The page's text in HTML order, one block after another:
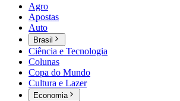
Agro
Apostas
Auto
Brasil
Ciência e Tecnologia
Colunas
Copa do Mundo
Cultura e Lazer
Economia